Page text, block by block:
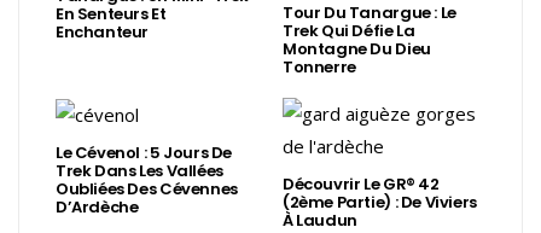
En Senteurs Et
Enchanteur
Tour Du Tanargue : Le
Trek Qui Défie La
Montagne Du Dieu
Tonnerre
Le Cévenol : 5 Jours De
Trek Dans Les Vallées
Oubliées Des Cévennes
D’Ardèche
Découvrir Le GR® 42
(2ème Partie) : De Viviers
À Laudun